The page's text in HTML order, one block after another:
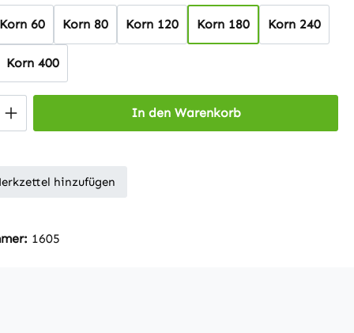
Korn 60 Korn 80 Korn 120 Korn 180 Korn 240
Korn 400
Anzahl: Gib den gewünschten Wert
In den Warenkorb
hinzufügen
1605